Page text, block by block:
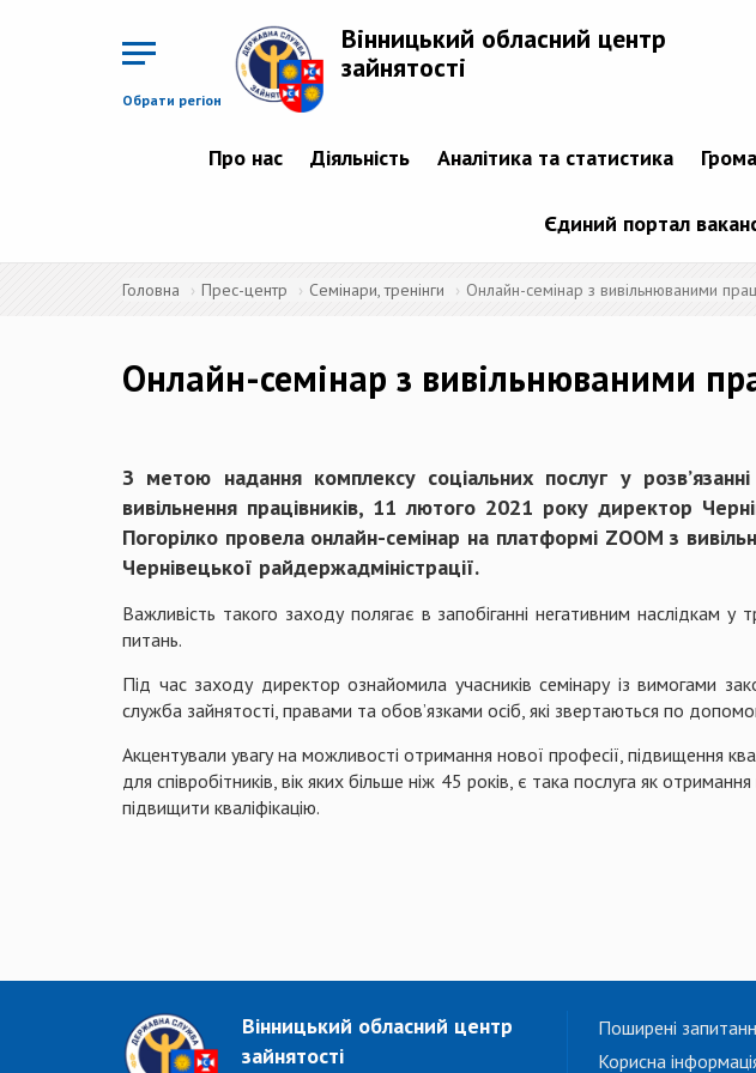
Обрати регіон
Вінницький обласний центр
зайнятості
Про нас Діяльність Аналітика та статистика
Єдиний портал
Головна Прес-центр Семінари, тренінги Онлайн-семінар з вивільнюваними
Онлайн-семінар з вивільнюваними
З метою надання комплексу соціальних послуг у
вивільнення працівників, 11 лютого 2021 року директор
Погорілко провела онлайн-семінар на платформі ZOOM з
Чернівецької райдержадміністрації.
Важливість такого заходу полягає в запобіганні негативним наслідкам у
питань.
Під час заходу директор ознайомила учасників семінару із вимогами
служба зайнятості, правами та обов’язками осіб, які звертаються по
Акцентували увагу на можливості отримання нової професії, підвищення
для співробітників, вік яких більше ніж 45 років, є така послуга як
підвищити кваліфікацію.
Вінницький обласний центр
зайнятості
Поширені
Корисна